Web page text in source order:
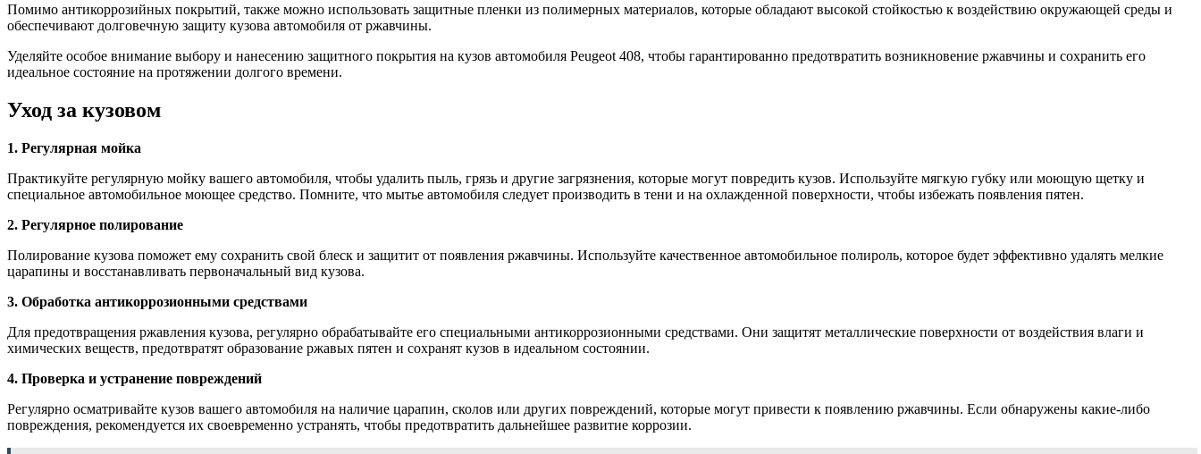
Помимо антикоррозийных покрытий, также можно использовать защитные пленки из полимерных материалов, которые обладают высокой стойкостью к воздействию окружающей среды и
обеспечивают долговечную защиту кузова автомобиля от ржавчины.
Уделяйте особое внимание выбору и нанесению защитного покрытия на кузов автомобиля Peugeot 408, чтобы гарантированно предотвратить возникновение ржавчины и сохранить его
идеальное состояние на протяжении долгого времени.
Уход за кузовом
1. Регулярная мойка
Практикуйте регулярную мойку вашего автомобиля, чтобы удалить пыль, грязь и другие загрязнения, которые могут повредить кузов. Используйте мягкую губку или моющую щетку и
специальное автомобильное моющее средство. Помните, что мытье автомобиля следует производить в тени и на охлажденной поверхности, чтобы избежать появления пятен.
2. Регулярное полирование
Полирование кузова поможет ему сохранить свой блеск и защитит от появления ржавчины. Используйте качественное автомобильное полироль, которое будет эффективно удалять мелкие
царапины и восстанавливать первоначальный вид кузова.
3. Обработка антикоррозионными средствами
Для предотвращения ржавления кузова, регулярно обрабатывайте его специальными антикоррозионными средствами. Они защитят металлические поверхности от воздействия влаги и
химических веществ, предотвратят образование ржавых пятен и сохранят кузов в идеальном состоянии.
4. Проверка и устранение повреждений
Регулярно осматривайте кузов вашего автомобиля на наличие царапин, сколов или других повреждений, которые могут привести к появлению ржавчины. Если обнаружены какие-либо
повреждения, рекомендуется их своевременно устранять, чтобы предотвратить дальнейшее развитие коррозии.